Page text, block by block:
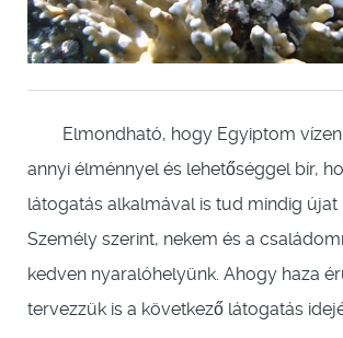
Elmondható, hogy Egyiptom vízen
annyi élménnyel és lehetőséggel bír,
látogatás alkalmával is tud mindig újat
Személy szerint, nekem és a
kedven nyaralóhelyünk. Ahogy haza
tervezzük is a következő látogatás